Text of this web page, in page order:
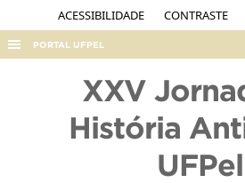
ACESSIBILIDADE CONTRASTE
PORTAL UFPEL
XXV
História
UFPel